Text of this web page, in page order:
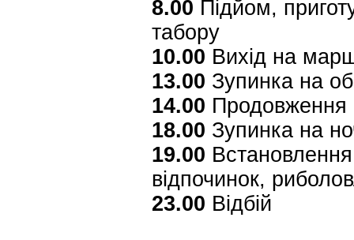
8.00 Підйом,
табору
10.00 Вихід на
13.00 Зупинка на
14.00 Продовження
18.00 Зупинка на
19.00
відпочинок,
23.00 Відбій